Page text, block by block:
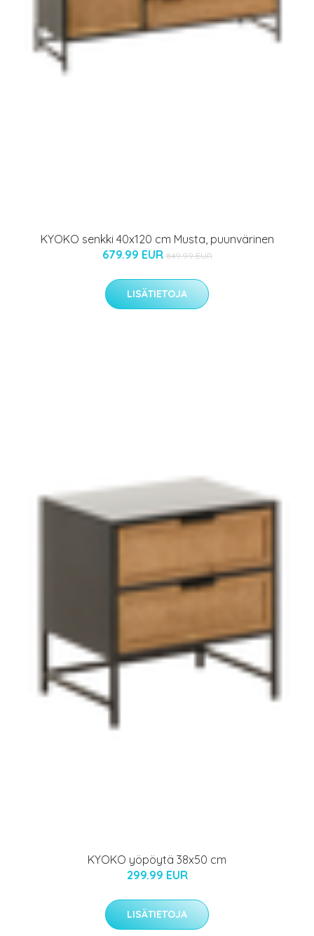
KYOKO senkki 40x120 cm Musta, puunvärinen
679.99 EUR 849.99 EUR
LISÄTIETOJA
KYOKO yöpöytä 38x50 cm
299.99 EUR
LISÄTIETOJA